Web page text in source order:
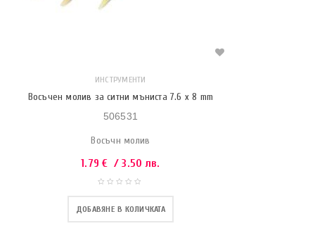
ИНСТРУМЕНТИ
Восъчен молив за ситни мъниста 7.6 x 8 mm
506531
Восъчн молив
1.79€ / 3.50 лв.
ДОБАВЯНЕ В КОЛИЧКАТА